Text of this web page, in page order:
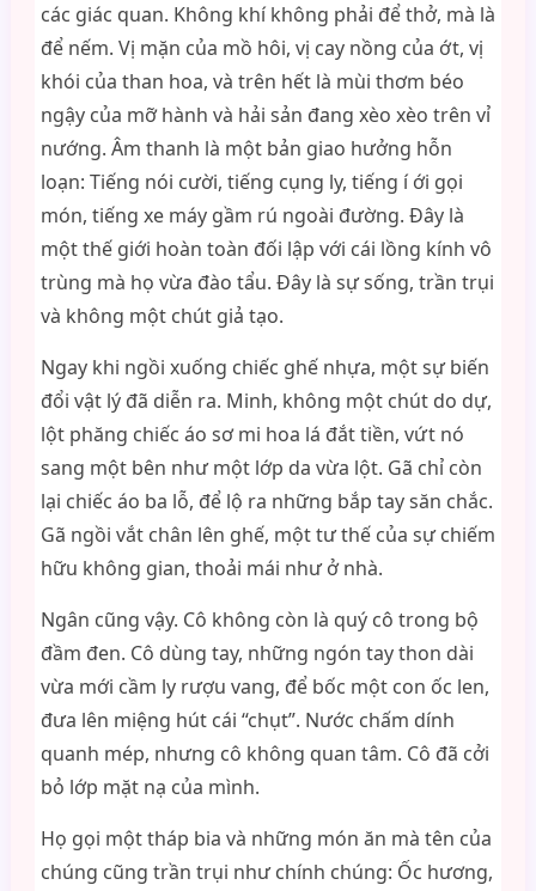
các giác quan. Không khí không phải để thở, mà là
để nếm. Vị mặn của mồ hôi, vị cay nồng của ớt, vị
khói của than hoa, và trên hết là mùi thơm béo
ngậy của mỡ hành và hải sản đang xèo xèo trên vỉ
nướng. Âm thanh là một bản giao hưởng hỗn
loạn: Tiếng nói cười, tiếng cụng ly, tiếng í ới gọi
món, tiếng xe máy gầm rú ngoài đường. Đây là
một thế giới hoàn toàn đối lập với cái lồng kính vô
trùng mà họ vừa đào tẩu. Đây là sự sống, trần trụi
và không một chút giả tạo.
Ngay khi ngồi xuống chiếc ghế nhựa, một sự biến
đổi vật lý đã diễn ra. Minh, không một chút do dự,
lột phăng chiếc áo sơ mi hoa lá đắt tiền, vứt nó
sang một bên như một lớp da vừa lột. Gã chỉ còn
lại chiếc áo ba lỗ, để lộ ra những bắp tay săn chắc.
Gã ngồi vắt chân lên ghế, một tư thế của sự chiếm
hữu không gian, thoải mái như ở nhà.
Ngân cũng vậy. Cô không còn là quý cô trong bộ
đầm đen. Cô dùng tay, những ngón tay thon dài
vừa mới cầm ly rượu vang, để bốc một con ốc len,
đưa lên miệng hút cái “chụt”. Nước chấm dính
quanh mép, nhưng cô không quan tâm. Cô đã cởi
bỏ lớp mặt nạ của mình.
Họ gọi một tháp bia và những món ăn mà tên của
chúng cũng trần trụi như chính chúng: Ốc hương,